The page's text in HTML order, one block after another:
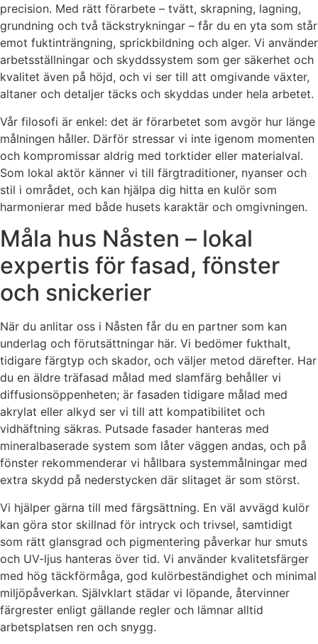
precision. Med rätt förarbete – tvätt, skrapning, lagning,
grundning och två täckstrykningar – får du en yta som står
emot fuktinträngning, sprickbildning och alger. Vi använder
arbetsställningar och skyddssystem som ger säkerhet och
kvalitet även på höjd, och vi ser till att omgivande växter,
altaner och detaljer täcks och skyddas under hela arbetet.
Vår filosofi är enkel: det är förarbetet som avgör hur länge
målningen håller. Därför stressar vi inte igenom momenten
och kompromissar aldrig med torktider eller materialval.
Som lokal aktör känner vi till färgtraditioner, nyanser och
stil i området, och kan hjälpa dig hitta en kulör som
harmonierar med både husets karaktär och omgivningen.
Måla hus Nåsten – lokal
expertis för fasad, fönster
och snickerier
När du anlitar oss i Nåsten får du en partner som kan
underlag och förutsättningar här. Vi bedömer fukthalt,
tidigare färgtyp och skador, och väljer metod därefter. Har
du en äldre träfasad målad med slamfärg behåller vi
diffusionsöppenheten; är fasaden tidigare målad med
akrylat eller alkyd ser vi till att kompatibilitet och
vidhäftning säkras. Putsade fasader hanteras med
mineralbaserade system som låter väggen andas, och på
fönster rekommenderar vi hållbara systemmålningar med
extra skydd på nederstycken där slitaget är som störst.
Vi hjälper gärna till med färgsättning. En väl avvägd kulör
kan göra stor skillnad för intryck och trivsel, samtidigt
som rätt glansgrad och pigmentering påverkar hur smuts
och UV-ljus hanteras över tid. Vi använder kvalitetsfärger
med hög täckförmåga, god kulörbeständighet och minimal
miljöpåverkan. Självklart städar vi löpande, återvinner
färgrester enligt gällande regler och lämnar alltid
arbetsplatsen ren och snygg.